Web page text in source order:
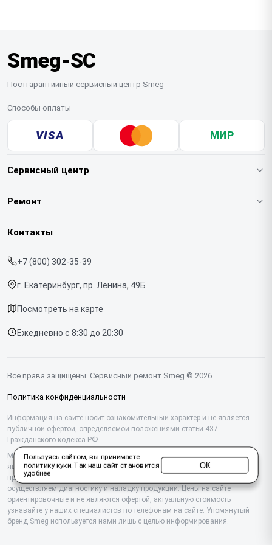
Smeg-SC
Постгарантийный сервисный центр Smeg
Способы оплаты
VISA МИР
Сервисный центр
О нашем сервисе
Срочный ремонт
Доставка и способы оплаты
Диагностика
Контакты
Ремонт
Кофемашин
Винных шкафов
Вакууматоров
Вытяжек
Миксеров
Соковыжималок
Тостеров
Контакты
+7 (800) 302-35-39
г. Екатеринбург, пр. Ленина, 49Б
Посмотреть на карте
Ежедневно с 8:30 до 20:30
Все права защищены. Сервисный ремонт Smeg © 2026
Политика конфиденциальности
Информация на сайте носит ознакомительный характер и не является
публичной офертой, определяемой положениями статьи 437
Гражданского кодекса РФ.
Мы специализируемся на обслуживании и ремонте техники Smeg, но не
являемся их официальным представителем. Предоставляем
профессиональные услуги после истечения гарантии, а также
осуществляем диагностику и наладку продукции. Цены на сайте
ориентировочные и не являются офертой, актуальную стоимость
узнавайте у наших специалистов по телефонам на сайте. Упомянутый
бренд Smeg используется нами лишь с целью информирования.
Пользуясь сайтом, вы принимаете
политику куки. Так наш сайт становится
удобнее
ОК